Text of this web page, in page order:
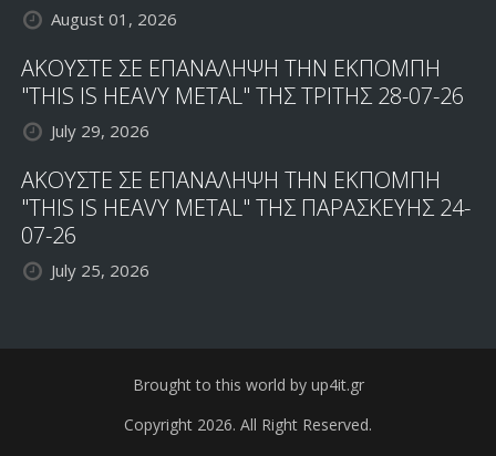
August 01, 2026
ΑΚΟΥΣΤΕ ΣΕ ΕΠΑΝΑΛΗΨΗ ΤΗΝ ΕΚΠΟΜΠΗ
"THIS IS HEAVY METAL" ΤΗΣ ΤΡΙΤΗΣ 28-07-26
July 29, 2026
ΑΚΟΥΣΤΕ ΣΕ ΕΠΑΝΑΛΗΨΗ ΤΗΝ ΕΚΠΟΜΠΗ
"THIS IS HEAVY METAL" ΤΗΣ ΠΑΡΑΣΚΕΥΗΣ 24-
07-26
July 25, 2026
Brought to this world by up4it.gr
Copyright 2026. All Right Reserved.